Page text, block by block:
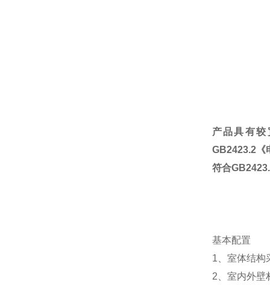
产品具有较
GB2423.2《
符合
基本配置
1、室体结构
2、室内外壁